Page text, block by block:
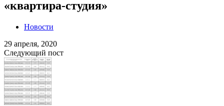
«квартира-студия»
Новости
29 апреля, 2020
Следующий пост